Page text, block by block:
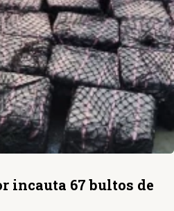
incauta 67 bultos de